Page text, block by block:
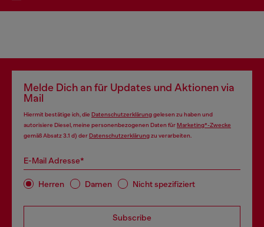
Melde Dich an für Updates und Aktionen via
Mail
Hiermit bestätige ich, die Datenschutzerklärunggelesen zu haben und
autorisiere Diesel, meine personenbezogenen Daten fürMarketing*-Zwecke
gemäß Absatz 3.1 d) derDatenschutzerklärungzu verarbeiten.
E-Mail Adresse*
Herren Damen Nicht spezifiziert
Subscribe